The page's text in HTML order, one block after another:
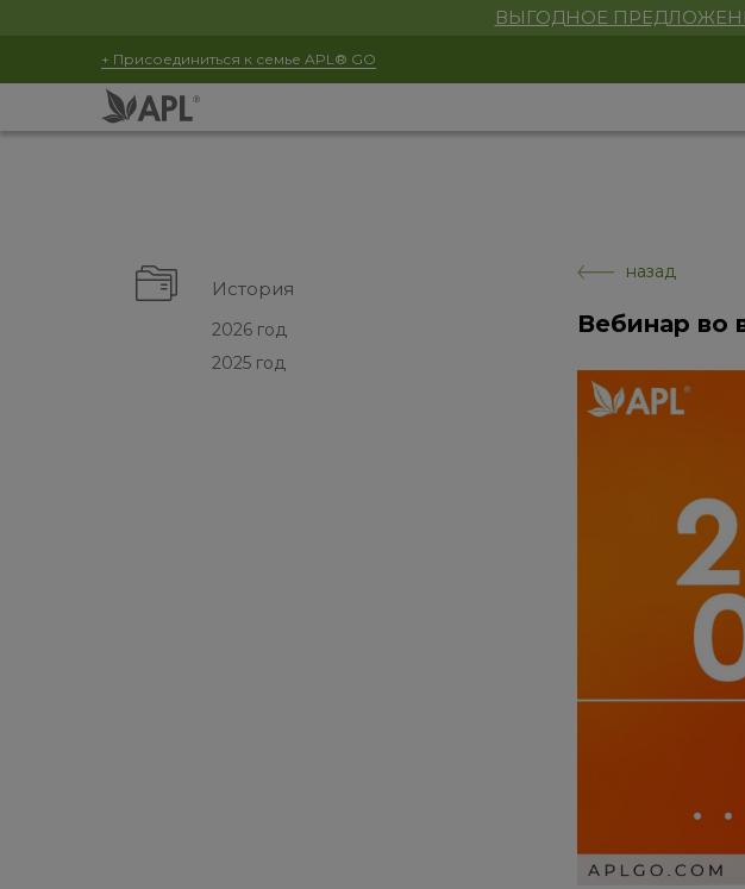
ВЫГОДНОЕ ПРЕДЛОЖЕНИЕ
+ Присоединиться к семье APL® GO
История
2026 год
2025 год
назад
Вебинар во